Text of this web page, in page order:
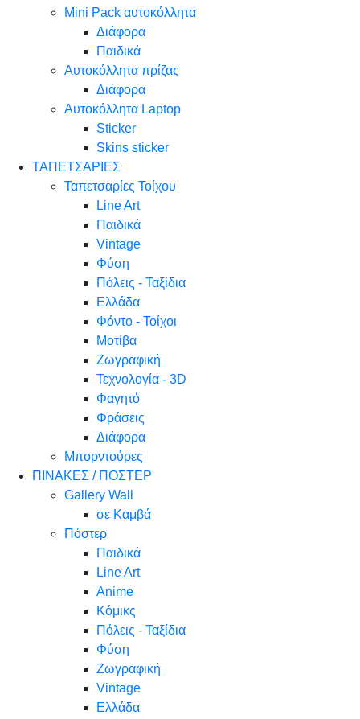
Mini Pack αυτοκόλλητα
Διάφορα
Παιδικά
Αυτοκόλλητα πρίζας
Διάφορα
Αυτοκόλλητα Laptop
Sticker
Skins sticker
ΤΑΠΕΤΣΑΡΙΕΣ
Ταπετσαρίες Τοίχου
Line Art
Παιδικά
Vintage
Φύση
Πόλεις - Ταξίδια
Ελλάδα
Φόντο - Τοίχοι
Μοτίβα
Ζωγραφική
Τεχνολογία - 3D
Φαγητό
Φράσεις
Διάφορα
Μπορντούρες
ΠΙΝΑΚΕΣ / ΠΟΣΤΕΡ
Gallery Wall
σε Καμβά
Πόστερ
Παιδικά
Line Art
Anime
Κόμικς
Πόλεις - Ταξίδια
Φύση
Ζωγραφική
Vintage
Ελλάδα